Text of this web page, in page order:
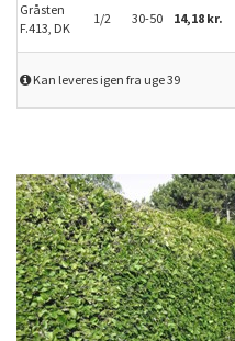
Gråsten
F.413, DK
1/2 30-50 14,18 kr.
Kan leveres igen fra uge 39